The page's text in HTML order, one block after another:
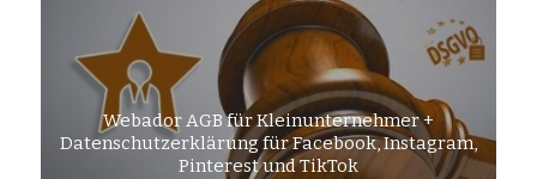
Webador AGB für Kleinunternehmer +
Datenschutzerklärung für Facebook, Instagram,
Pinterest und TikTok